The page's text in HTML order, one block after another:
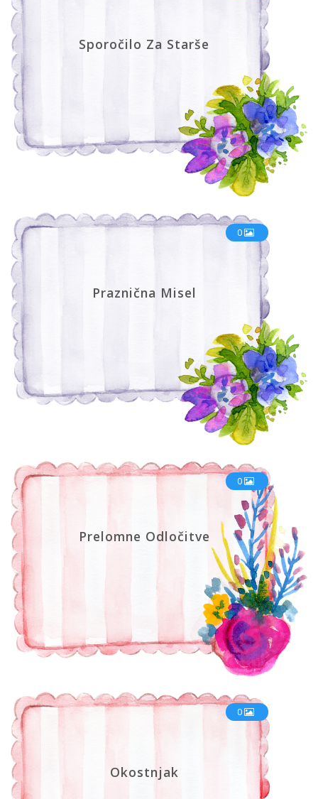
Sporočilo Za Starše
Praznična Misel
0
Prelomne Odločitve
0
Okostnjak
0